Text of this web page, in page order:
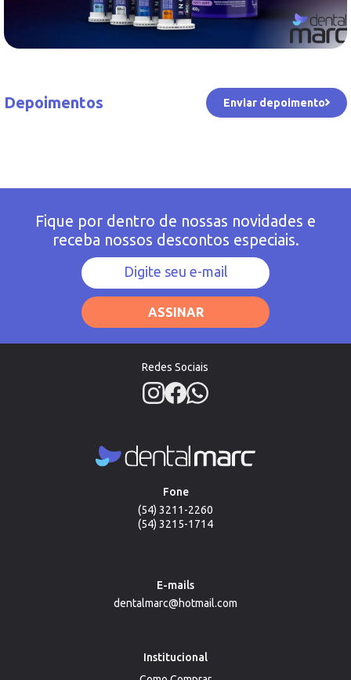
Depoimentos Enviar depoimento
Fique por dentro de nossas novidades e
receba nossos descontos especiais.
ASSINAR
Redes Sociais
Fone
(54) 3211-2260
(54) 3215-1714
E-mails
dentalmarc@hotmail.com
Institucional